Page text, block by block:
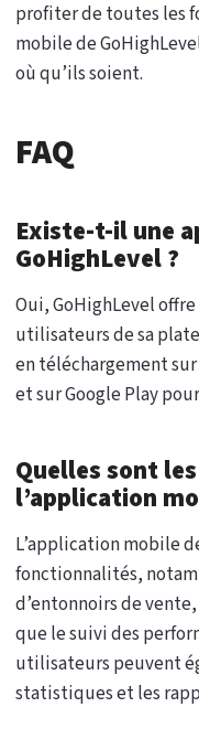
profiter de toutes les
mobile de
où qu’ils soient.
FAQ
Existe-t-il une
GoHighLevel ?
Oui, GoHighLevel
utilisateurs de sa
en téléchargement
et sur Google Play
Quelles sont
l’application
L’application mobile
fonctionnalités,
d’entonnoirs de
que le suivi des
utilisateurs peuvent
statistiques et les